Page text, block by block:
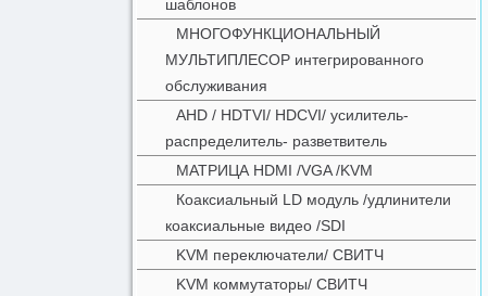
шаблонов
МНОГОФУНКЦИОНАЛЬНЫЙ
МУЛЬТИПЛЕСОР интегрированного
обслуживания
AHD / HDTVI/ HDCVI/ усилитель-
распределитель- разветвитель
МАТРИЦА HDMI /VGA /KVM
Коаксиальный LD модуль /удлинители
коаксиальные видео /SDI
KVM переключатели/ СВИТЧ
KVM коммутаторы/ СВИТЧ